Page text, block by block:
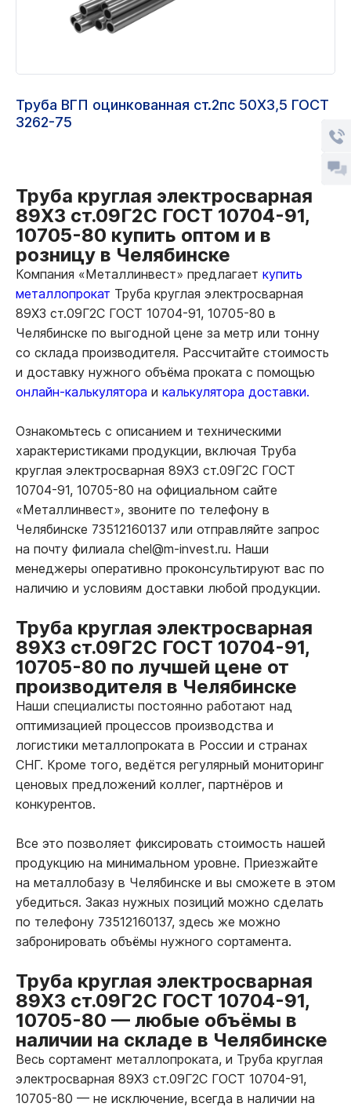
Труба ВГП оцинкованная ст.2пс 50Х3,5 ГОСТ
3262-75
Труба круглая электросварная
89Х3 ст.09Г2С ГОСТ 10704-91,
10705-80 купить оптом и в
розницу в Челябинске
Компания «Металлинвест» предлагает купить
металлопрокат Труба круглая электросварная
89Х3 ст.09Г2С ГОСТ 10704-91, 10705-80 в
Челябинске по выгодной цене за метр или тонну
со склада производителя. Рассчитайте стоимость
и доставку нужного объёма проката с помощью
онлайн-калькулятора и калькулятора доставки.
Ознакомьтесь с описанием и техническими
характеристиками продукции, включая Труба
круглая электросварная 89Х3 ст.09Г2С ГОСТ
10704-91, 10705-80 на официальном сайте
«Металлинвест», звоните по телефону в
Челябинске 73512160137 или отправляйте запрос
на почту филиала chel@m-invest.ru. Наши
менеджеры оперативно проконсультируют вас по
наличию и условиям доставки любой продукции.
Труба круглая электросварная
89Х3 ст.09Г2С ГОСТ 10704-91,
10705-80 по лучшей цене от
производителя в Челябинске
Наши специалисты постоянно работают над
оптимизацией процессов производства и
логистики металлопроката в России и странах
СНГ. Кроме того, ведётся регулярный мониторинг
ценовых предложений коллег, партнёров и
конкурентов.
Все это позволяет фиксировать стоимость нашей
продукцию на минимальном уровне. Приезжайте
на металлобазу в Челябинске и вы сможете в этом
убедиться. Заказ нужных позиций можно сделать
по телефону 73512160137, здесь же можно
забронировать объёмы нужного сортамента.
Труба круглая электросварная
89Х3 ст.09Г2С ГОСТ 10704-91,
10705-80 — любые объёмы в
наличии на складе в Челябинске
Весь сортамент металлопроката, и Труба круглая
электросварная 89Х3 ст.09Г2С ГОСТ 10704-91,
10705-80 — не исключение, всегда в наличии на